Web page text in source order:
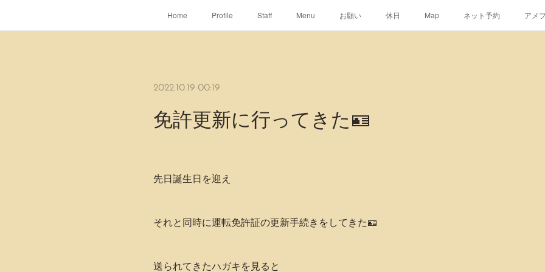
Home Profile Staff Menu お願い 休日 Map ネット予約 アメ
2022.10.19 00:19
免許更新に行ってきた🪪
先日誕生日を迎え
それと同時に運転免許証の更新手続きをしてきた🪪
送られてきたハガキを見ると